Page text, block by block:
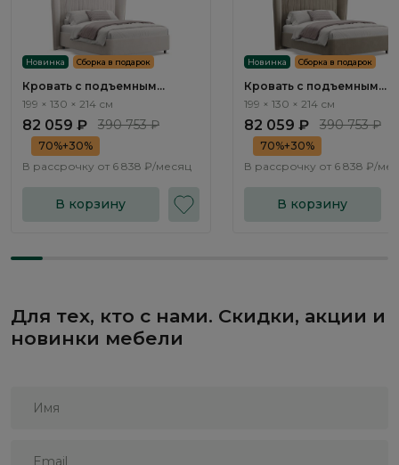
Новинка Сборка в подарок
Кровать с подъемным
механизмом Плиссе / Plisse
199 × 130 × 214 см
82 059 ₽ 390 753 ₽
70%+30%
В рассрочку от 6 838 ₽/месяц
В корзину
Новинка Сборка в подарок
Кровать с подъемным
механизмом Плиссе /
199 × 130 × 214 см
82 059 ₽ 390 753 ₽
70%+30%
В рассрочку от 6 838 ₽/
В корзину
Для тех, кто с нами. Скидки, акции и
новинки мебели